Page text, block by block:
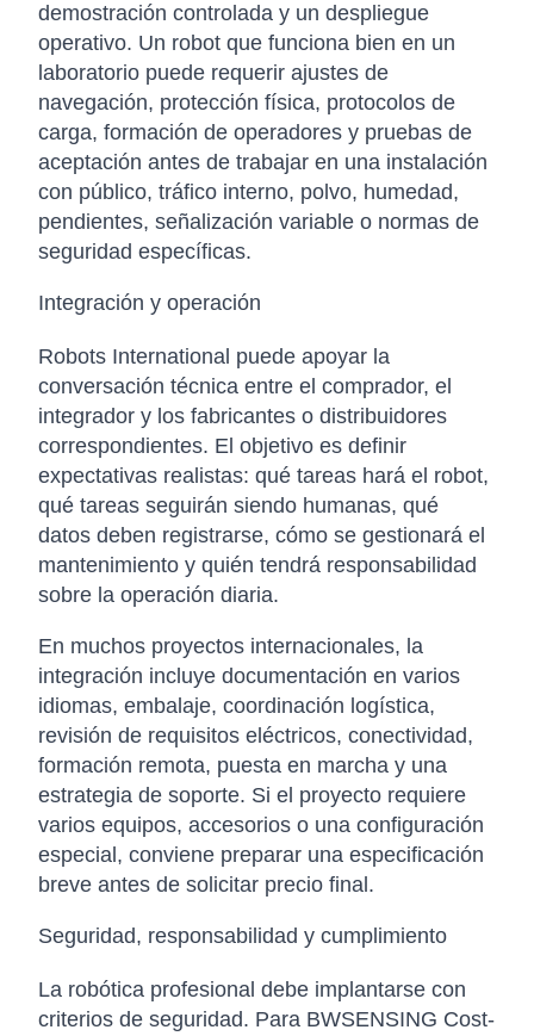
demostración controlada y un despliegue
operativo. Un robot que funciona bien en un
laboratorio puede requerir ajustes de
navegación, protección física, protocolos de
carga, formación de operadores y pruebas de
aceptación antes de trabajar en una instalación
con público, tráfico interno, polvo, humedad,
pendientes, señalización variable o normas de
seguridad específicas.
Integración y operación
Robots International puede apoyar la
conversación técnica entre el comprador, el
integrador y los fabricantes o distribuidores
correspondientes. El objetivo es definir
expectativas realistas: qué tareas hará el robot,
qué tareas seguirán siendo humanas, qué
datos deben registrarse, cómo se gestionará el
mantenimiento y quién tendrá responsabilidad
sobre la operación diaria.
En muchos proyectos internacionales, la
integración incluye documentación en varios
idiomas, embalaje, coordinación logística,
revisión de requisitos eléctricos, conectividad,
formación remota, puesta en marcha y una
estrategia de soporte. Si el proyecto requiere
varios equipos, accesorios o una configuración
especial, conviene preparar una especificación
breve antes de solicitar precio final.
Seguridad, responsabilidad y cumplimiento
La robótica profesional debe implantarse con
criterios de seguridad. Para BWSENSING Cost-